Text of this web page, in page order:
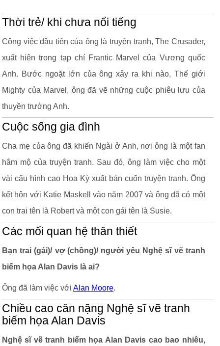
Thời trẻ/ khi chưa nổi tiếng
Công việc đầu tiên của ông là truyện tranh, The Crusader,
xuất hiện trong tạp chí Frantic Marvel của Vương quốc
Anh. Bước ngoặt lớn của ông xảy ra khi nào, Thế giới
Mighty của Marvel, ông đã vẽ những cuộc phiêu lưu của
thuyền trưởng Anh.
Cuộc sống gia đình
Cha mẹ của ông đã khiến Ngài ở Anh, nơi ông là một fan
hâm mộ của truyện tranh. Sau đó, ông làm việc cho một
vài cấu hình cao Hoa Kỳ xuất bản cuốn truyện tranh. Ông
kết hôn với Katie Maskell vào năm 2007 và ông đã có một
con trai tên là Robert và một con gái tên là Susie.
Các mối quan hệ thân thiết
Bạn trai (gái)/ vợ (chồng)/ người yêu Nghệ sĩ vẽ tranh
biếm họa Alan Davis là ai?
Ông đã làm việc với Alan Moore.
Chiều cao cân nặng Nghệ sĩ vẽ tranh
biếm họa Alan Davis
Nghệ sĩ vẽ tranh biếm họa Alan Davis cao bao nhiêu,